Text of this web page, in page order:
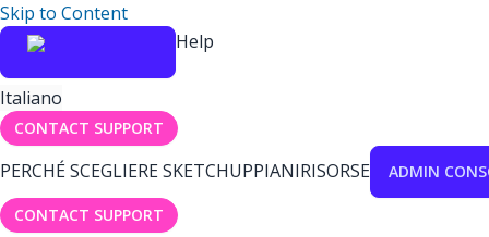
Skip to Content
Help
Italiano
CONTACT SUPPORT
PERCHÉ SCEGLIERE SKETCHUPPIANIRISORSE ADMIN
CONTACT SUPPORT